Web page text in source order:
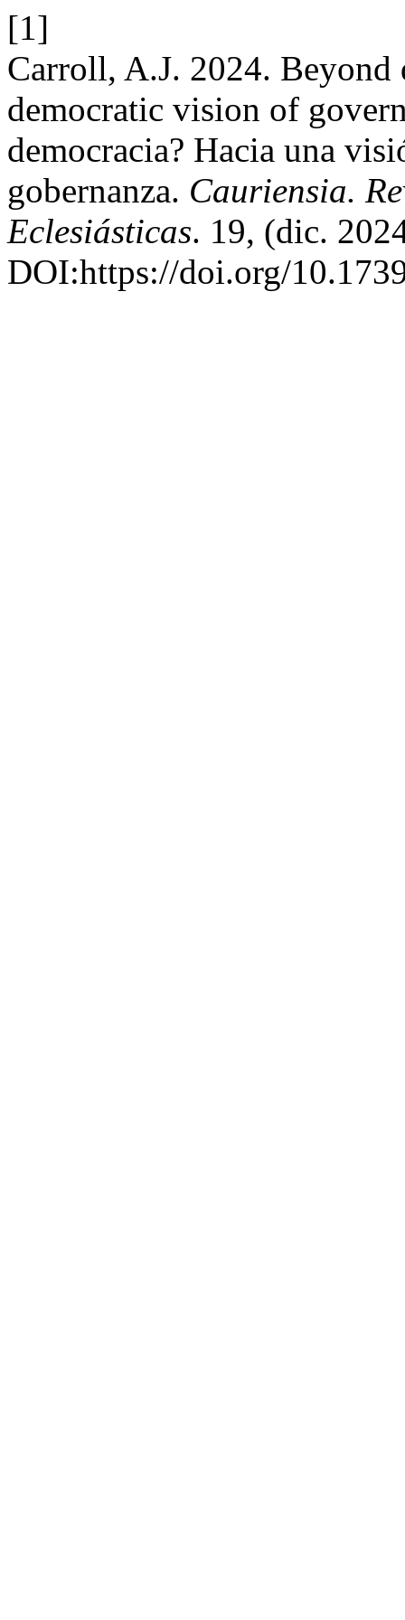
[1]
Carroll, A.J. 2024. Beyond
democratic vision of
democracia? Hacia una
gobernanza. Cauriensia.
Eclesiásticas. 19, (dic.
DOI:https://doi.org/